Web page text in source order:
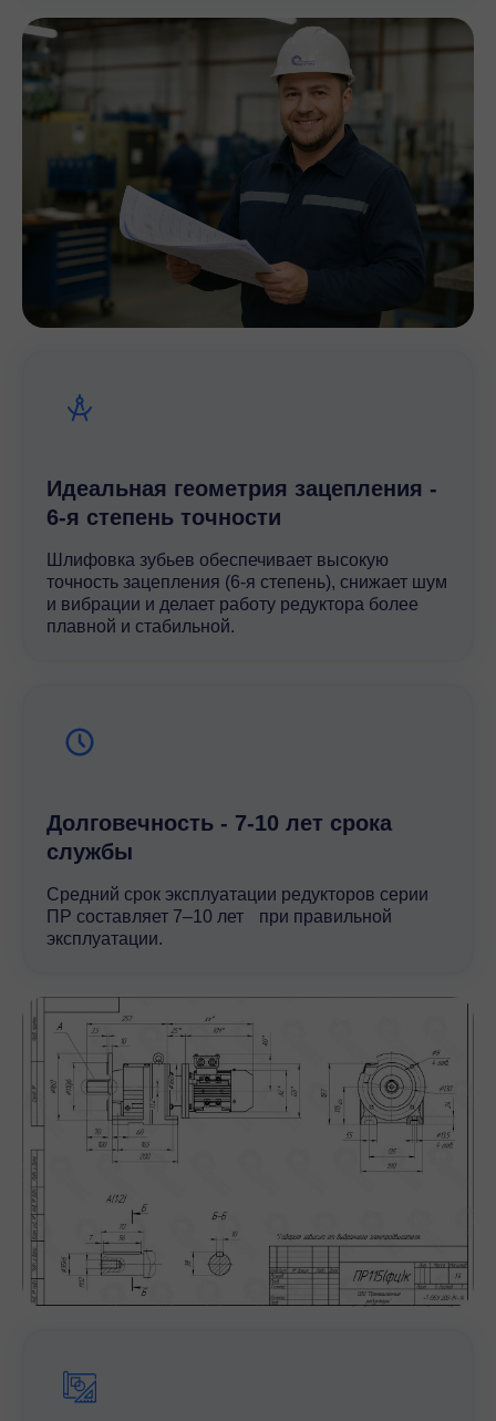
Идеальная геометрия зацепления -
6-я степень точности
Шлифовка зубьев обеспечивает высокую
точность зацепления (6-я степень), снижает шум
и вибрации и делает работу редуктора более
плавной и стабильной.
Долговечность - 7-10 лет срока
службы
Средний срок эксплуатации редукторов серии
ПР составляет 7–10 лет при правильной
эксплуатации.